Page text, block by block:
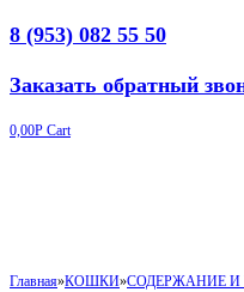
8 (953) 082 55 50
Заказать обратный
0,00Р Cart
Главная»КОШКИ»СОДЕРЖАНИЕ И